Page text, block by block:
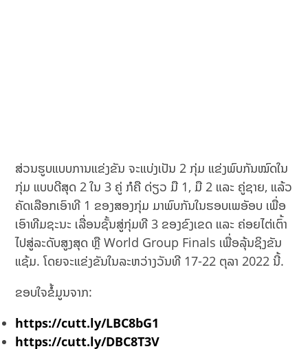
ສ່ວນຮູບແບບການແຂ່ງຂັນ ຈະແບ່ງເປັນ 2 ກຸ່ມ ແຂ່ງພົບກັນໝົດໃນ
ກຸ່ມ ແບບດີສຸດ 2 ໃນ 3 ຄູ່ ກໍຄື ດ່ຽວ ມື 1, ມື 2 ແລະ ຄູ່ຊາຍ, ແລ້ວ
ຄັດເລືອກເອົາທີ 1 ຂອງສອງກຸ່ມ ມາພົບກັນໃນຮອບເພອັອບ ເພື່ອ
ເອົາທີມຊະນະ ເລື່ອນຊັ້ນສູ່ກຸ່ມທີ 3 ຂອງຂົງເຂດ ແລະ ຄ່ອຍໄຕ່ເຕົ້າ
ໄປສູ່ລະດັບສູງສຸດ ຫຼື World Group Finals ເພື່ອລຸ້ນຊິງຂັນ
ແຊ້ມ. ໂດຍຈະແຂ່ງຂັນໃນລະຫວ່າງວັນທີ 17-22 ຕຸລາ 2022 ນີ້.
ຂອບໃຈຂໍ້ມູນຈາກ:
https://cutt.ly/LBC8bG1
https://cutt.ly/DBC8T3V